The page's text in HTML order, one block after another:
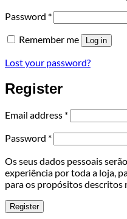
Password *Required
Remember me Log in
Lost your password?
Register
Email address *Required
Password *Required
Os seus dados pessoais
experiência por toda a loja,
para os propósitos descritos
Register